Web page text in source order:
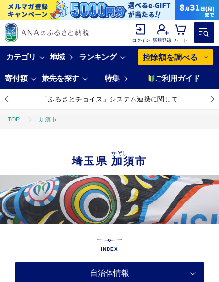
ログイン 新規登録 カート
カテゴリ 地域 ランキング 控除額を調べる
寄付額 旅先を探す 特集 ご利用ガイド
「ふるさとチョイス」システム連携に関して
TOP 加須市
埼玉県 加須市
かぞし
INDEX
自治体情報